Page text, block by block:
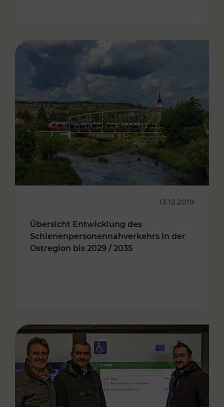
13.12.2019
Übersicht Entwicklung des
Schienenpersonennahverkehrs in der
Ostregion bis 2029 / 2035